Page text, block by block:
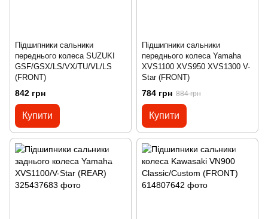
Підшипники сальники
переднього колеса SUZUKI
GSF/GSX/LS/VX/TU/VL/LS
(FRONT)
842 грн
Купити
Підшипники сальники
переднього колеса Yamaha
XVS1100 XVS950 XVS1300 V-
Star (FRONT)
784 грн 884 грн
Купити